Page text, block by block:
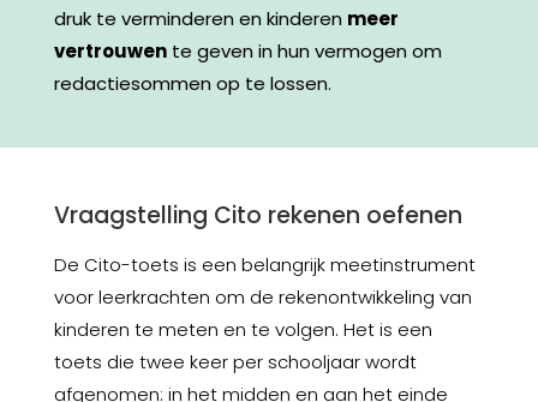
druk te verminderen en kinderen meer
vertrouwente geven in hun vermogen om
redactiesommen op te lossen.
Vraagstelling Cito rekenen oefenen
De Cito-toets is een belangrijk meetinstrument
voor leerkrachten om de rekenontwikkeling van
kinderen te meten en te volgen. Het is een
toets die twee keer per schooljaar wordt
afgenomen: in het midden en aan het einde